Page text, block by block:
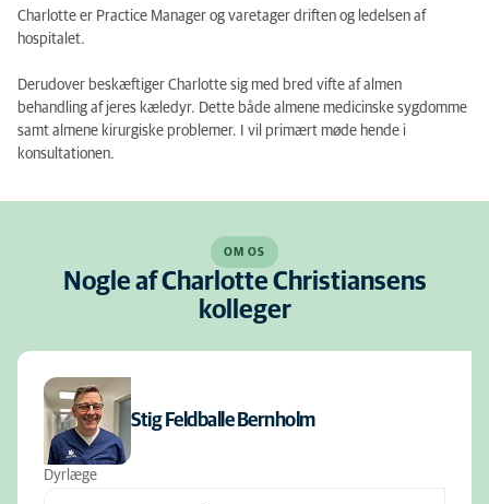
Charlotte er Practice Manager og varetager driften og ledelsen af
hospitalet.
Derudover beskæftiger Charlotte sig med bred vifte af almen
behandling af jeres kæledyr. Dette både almene medicinske sygdomme
samt almene kirurgiske problemer. I vil primært møde hende i
konsultationen.
OM OS
Nogle af Charlotte Christiansens
kolleger
Stig Feldballe Bernholm
Dyrlæge